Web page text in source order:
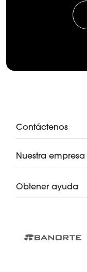
Contáctenos
Nuestra empresa
Obtener ayuda